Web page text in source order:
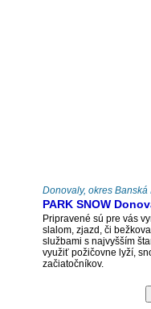
Donovaly, okres
PARK SNOW
Pripravené sú pre vás
slalom, zjazd, či
službami s najvyšším
využiť požičovne lyží,
začiatočníkov.